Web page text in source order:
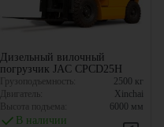
Дизельный вилочный
погрузчик JAC CPCD25H
Грузоподъемность: 2500 кг
Двигатель:
Xinchai
Высота подъема:
6000 мм
В наличии